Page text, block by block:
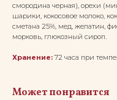
смородина черная), орехи
шарики, кокосовое молоко,
сметана 25%, мед, желатин,
морковь, глюкозный сироп.
Хранение: 72 часа при
Может понравится